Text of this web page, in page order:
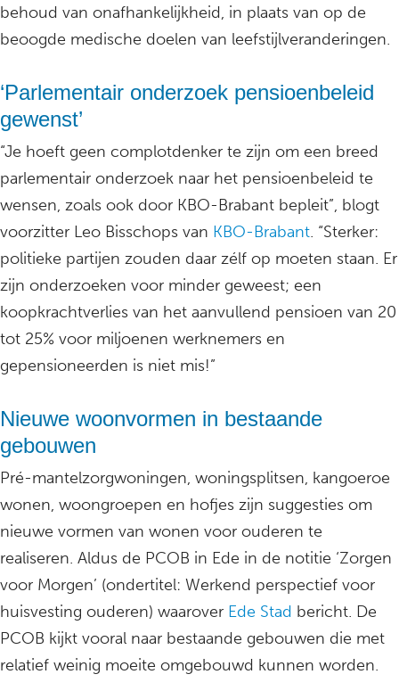
behoud van onafhankelijkheid, in plaats van op de
beoogde medische doelen van leefstijlveranderingen.
‘Parlementair onderzoek pensioenbeleid
gewenst’
“Je hoeft geen complotdenker te zijn om een breed
parlementair onderzoek naar het pensioenbeleid te
wensen, zoals ook door KBO-Brabant bepleit”, blogt
voorzitter Leo Bisschops van KBO-Brabant. “Sterker:
politieke partijen zouden daar zélf op moeten staan. Er
zijn onderzoeken voor minder geweest; een
koopkrachtverlies van het aanvullend pensioen van 20
tot 25% voor miljoenen werknemers en
gepensioneerden is niet mis!”
Nieuwe woonvormen in bestaande
gebouwen
Pré-mantelzorgwoningen, woningsplitsen, kangoeroe
wonen, woongroepen en hofjes zijn suggesties om
nieuwe vormen van wonen voor ouderen te
realiseren. Aldus de PCOB in Ede in de notitie ‘Zorgen
voor Morgen’ (ondertitel: Werkend perspectief voor
huisvesting ouderen) waarover Ede Stad bericht. De
PCOB kijkt vooral naar bestaande gebouwen die met
relatief weinig moeite omgebouwd kunnen worden.